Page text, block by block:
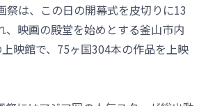
祭は、この日の開幕式を皮切りに13
、映画の殿堂を始めとする釜山市内
映館で、75ヶ国304本の作品を上映